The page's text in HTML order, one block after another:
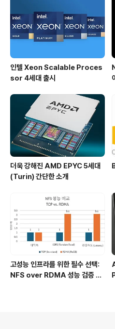
인텔 Xeon Scalable Proces
sor 4세대 출시
더욱 강해진 AMD EPYC 5세대
(Turin) 간단한 소개
고성능 인프라를 위한 필수 선택:
NFS over RDMA 성능 검증 결